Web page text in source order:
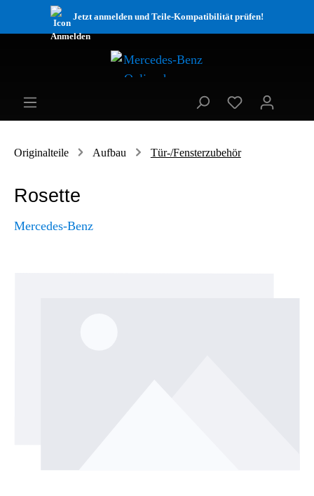
Jetzt anmelden und Teile-Kompatibilität prüfen!
Originalteile Aufbau Tür-/Fensterzubehör
Rosette
Mercedes-Benz